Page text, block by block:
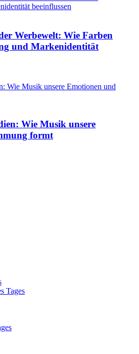
Werbewelt: Wie Farben
und Markenidentität
Wie Musik unsere
formt
Tages